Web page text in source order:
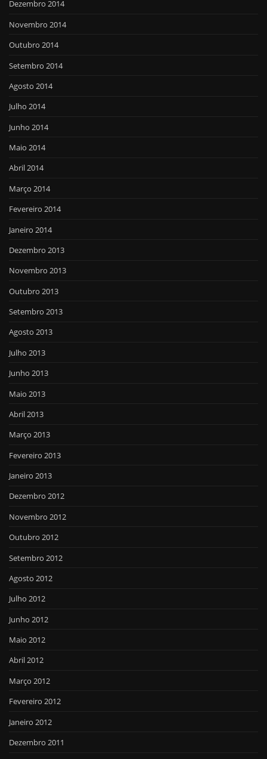
Dezembro 2014
Novembro 2014
Outubro 2014
Setembro 2014
Agosto 2014
Julho 2014
Junho 2014
Maio 2014
Abril 2014
Março 2014
Fevereiro 2014
Janeiro 2014
Dezembro 2013
Novembro 2013
Outubro 2013
Setembro 2013
Agosto 2013
Julho 2013
Junho 2013
Maio 2013
Abril 2013
Março 2013
Fevereiro 2013
Janeiro 2013
Dezembro 2012
Novembro 2012
Outubro 2012
Setembro 2012
Agosto 2012
Julho 2012
Junho 2012
Maio 2012
Abril 2012
Março 2012
Fevereiro 2012
Janeiro 2012
Dezembro 2011